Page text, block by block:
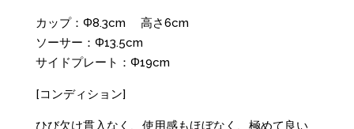
カップ：Φ8.3cm 高さ6cm
ソーサー：Φ13.5cm
サイドプレート：Φ19cm
[コンディション]
ひび欠け貫入なく、使用感もほぼなく、極めて良い